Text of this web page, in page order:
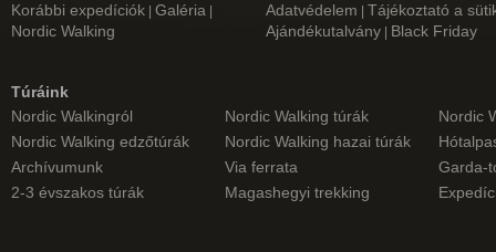
Korábbi expedíciók Galéria
Nordic Walking
Adatvédelem
Tájékoztató a
Ajándékutalvány
Black Friday
Túráink
Nordic Walkingról
Nordic Walking túrák
Nordic
Nordic Walking edzőtúrák
Nordic Walking hazai túrák
Archívumunk
Via ferrata
Garda-
2-3 évszakos túrák
Magashegyi trekking